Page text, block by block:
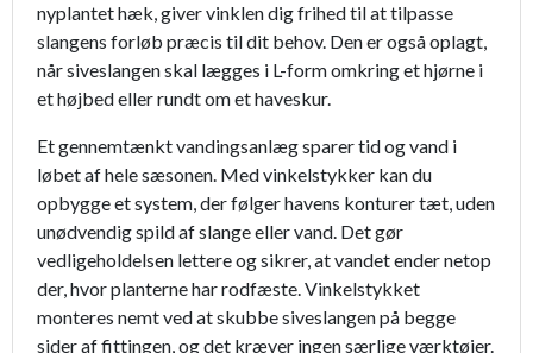
nyplantet hæk, giver vinklen dig frihed til at tilpasse
slangens forløb præcis til dit behov. Den er også oplagt,
når siveslangen skal lægges i L-form omkring et hjørne i
et højbed eller rundt om et haveskur.
Et gennemtænkt vandingsanlæg sparer tid og vand i
løbet af hele sæsonen. Med vinkelstykker kan du
opbygge et system, der følger havens konturer tæt, uden
unødvendig spild af slange eller vand. Det gør
vedligeholdelsen lettere og sikrer, at vandet ender netop
der, hvor planterne har rodfæste. Vinkelstykket
monteres nemt ved at skubbe siveslangen på begge
sider af fittingen, og det kræver ingen særlige værktøjer.